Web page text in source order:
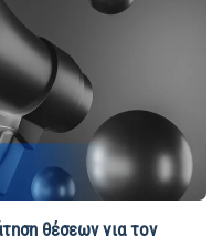
θέσεων για τον